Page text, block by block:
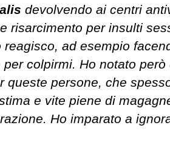
devolvendo ai centri
risarcimento per insulti
reagisco, ad esempio
colpirmi. Ho notato
queste persone, che
e vite piene di
Ho imparato a